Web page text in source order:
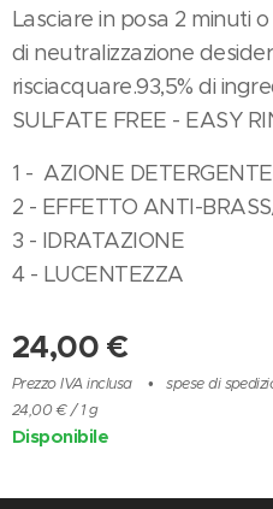
Lasciare in posa 2 minuti
di neutralizzazione
risciacquare.93,5% di
SULFATE FREE - EASY
1 - AZIONE
2 - EFFETTO ANTI-
3 - IDRATAZIONE
4 - LUCENTEZZA
24,00 €
Prezzo IVA inclusa
spese di
24,00 € / 1 g
Disponibile